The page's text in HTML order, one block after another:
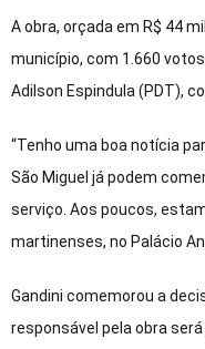
A obra, orçada em R$ 44
município, com 1.660
Adilson Espindula (PDT),
“Tenho uma boa notícia
São Miguel já podem
serviço. Aos poucos,
martinenses, no Palácio
Gandini comemorou a
responsável pela obra